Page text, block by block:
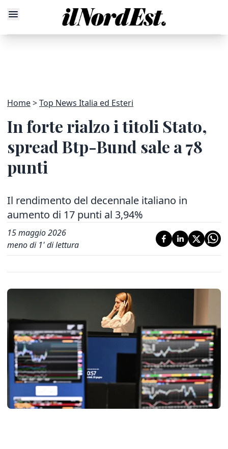
Home Top News Italia ed Esteri
In forte rialzo i titoli Stato,
spread Btp-Bund sale a 78
punti
Il rendimento del decennale italiano in
aumento di 17 punti al 3,94%
15 maggio 2026
meno di 1' di lettura